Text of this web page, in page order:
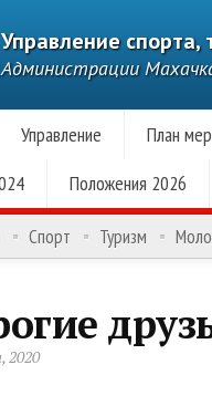
Управление
Администрации
Управление План
Положения 2026
Спорт Туризм
2020